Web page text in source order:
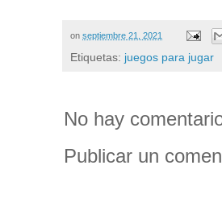
on septiembre 21, 2021
Etiquetas: juegos para jugar
No hay
Publicar un